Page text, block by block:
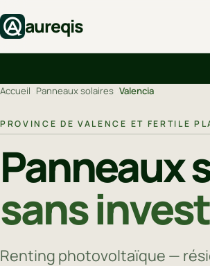
aureqis
Accueil Panneaux solaires Valencia
PROVINCE DE VALENCE ET FERTILE
Panneaux
sans
Renting photovoltaïque —